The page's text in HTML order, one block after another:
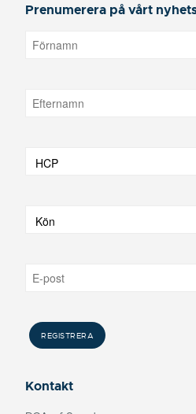
Prenumerera på vårt
Kontakt